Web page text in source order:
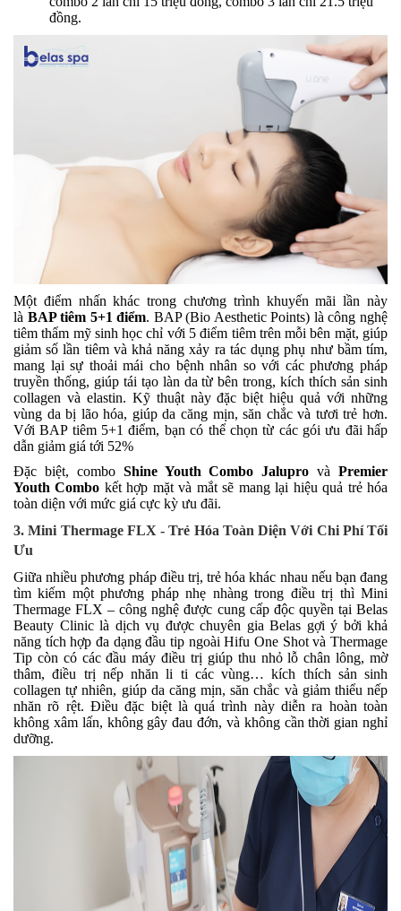
đồng.
Một điểm nhấn khác trong chương trình khuyến mãi lần này
là BAP tiêm 5+1 điểm. BAP (Bio Aesthetic Points) là công nghệ
tiêm thẩm mỹ sinh họcchỉ với 5 điểm tiêm trên mỗi bên mặt, giúp
giảm số lần tiêm và khả năng xảy ra tác dụng phụ như bầm tím,
mang lại sự thoải mái cho bệnh nhân so với các phương pháp
truyền thống, giúp tái tạo làn da từ bên trong, kích thích sản sinh
collagen và elastin. Kỹ thuật này đặc biệt hiệu quả với những
vùng da bị lão hóa, giúp da căng mịn, săn chắc và tươi trẻ hơn.
Với BAP tiêm 5+1 điểm, bạn có thể chọn từ các gói ưu đãi hấp
dẫn giảm giá tới 52%
Đặc biệt, combo Shine Youth Combo Jalupro và Premier
Youth Combo kết hợp mặt và mắt sẽ mang lại hiệu quả trẻ hóa
toàn diện với mức giá cực kỳ ưu đãi.
3. Mini Thermage FLX - Trẻ Hóa Toàn Diện Với Chi Phí Tối
Ưu
Giữa nhiều phương pháp điều trị, trẻ hóa khác nhau nếu bạn đang
tìm kiếm một phương pháp nhẹ nhàng trong điều trị thì Mini
Thermage FLX – công nghệ được cung cấp độc quyền tại Belas
Beauty Clinic là dịch vụ được chuyên gia Belas gợi ý bởi khả
năng tích hợp đa dạng đầu tip ngoài Hifu One Shot và Thermage
Tip còn có các đầu máy điều trị giúp thu nhỏ lỗ chân lông, mờ
thâm, điều trị nếp nhăn li ti các vùng…kích thích sản sinh
collagen tự nhiên, giúp da căng mịn, săn chắc và giảm thiểu nếp
nhăn rõ rệt. Điều đặc biệt là quá trình này diễn ra hoàn toàn
không xâm lấn, không gây đau đớn, và không cần thời gian nghỉ
dưỡng.